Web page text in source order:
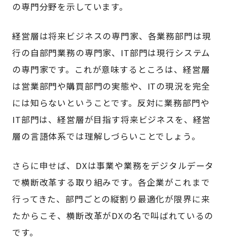
の専門分野を示しています。
経営層は将来ビジネスの専門家、各業務部門は現
行の自部門業務の専門家、IT部門は現行システム
の専門家です。これが意味するところは、経営層
は営業部門や購買部門の実態や、ITの現況を完全
には知らないということです。反対に業務部門や
IT部門は、経営層が目指す将来ビジネスを、経営
層の言語体系では理解しづらいことでしょう。
さらに申せば、DXは事業や業務をデジタルデータ
で横断改革する取り組みです。各企業がこれまで
行ってきた、部門ごとの縦割り最適化が限界に来
たからこそ、横断改革がDXの名で叫ばれているの
です。